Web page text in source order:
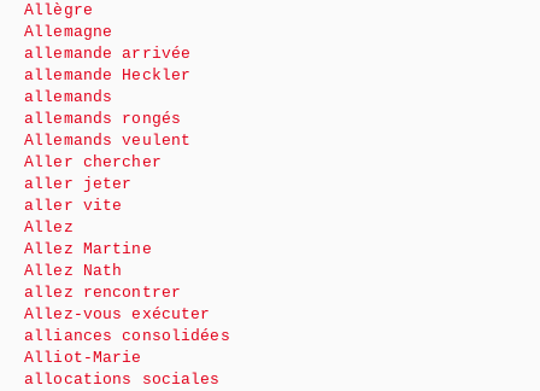
Allègre
Allemagne
allemande arrivée
allemande Heckler
allemands
allemands rongés
Allemands veulent
Aller chercher
aller jeter
aller vite
Allez
Allez Martine
Allez Nath
allez rencontrer
Allez-vous exécuter
alliances consolidées
Alliot-Marie
allocations sociales